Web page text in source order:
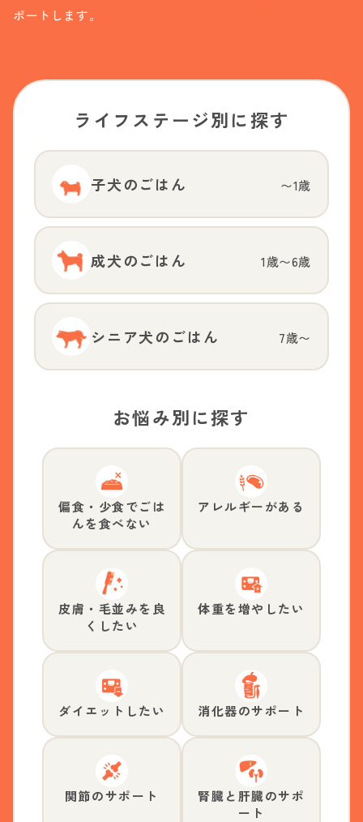
ポートします。
ライフステージ別に探す
子犬のごはん 〜1歳
成犬のごはん 1歳〜6歳
シニア犬のごはん 7歳〜
お悩み別に探す
偏食・少食でごは
んを食べない
アレルギーがある
皮膚・毛並みを良
くしたい
体重を増やしたい
ダイエットしたい 消化器のサポート
関節のサポート
腎臓と肝臓のサポ
ート